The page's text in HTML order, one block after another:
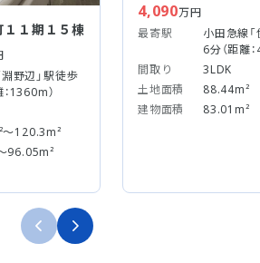
１期１５棟
淵野辺」駅徒歩
1360m）
120.3m²
96.05m²
4,090万円
最寄駅
小田急線
6分（距離
間取り
3LDK
土地面積
88.44m²
建物面積
83.01m²